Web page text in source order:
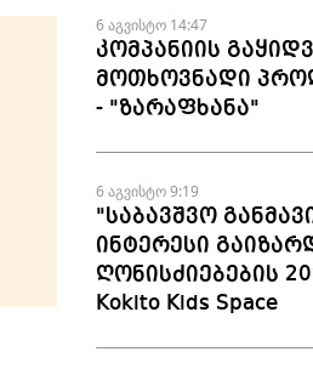
6 აგვისტო 14:47
კომპანიის
მოთხოვნადი
- "ზარაფხანა"
6 აგვისტო 9:19
"საბავშვო
ინტერესი
ღონისძიებების
Kokito Kids Space